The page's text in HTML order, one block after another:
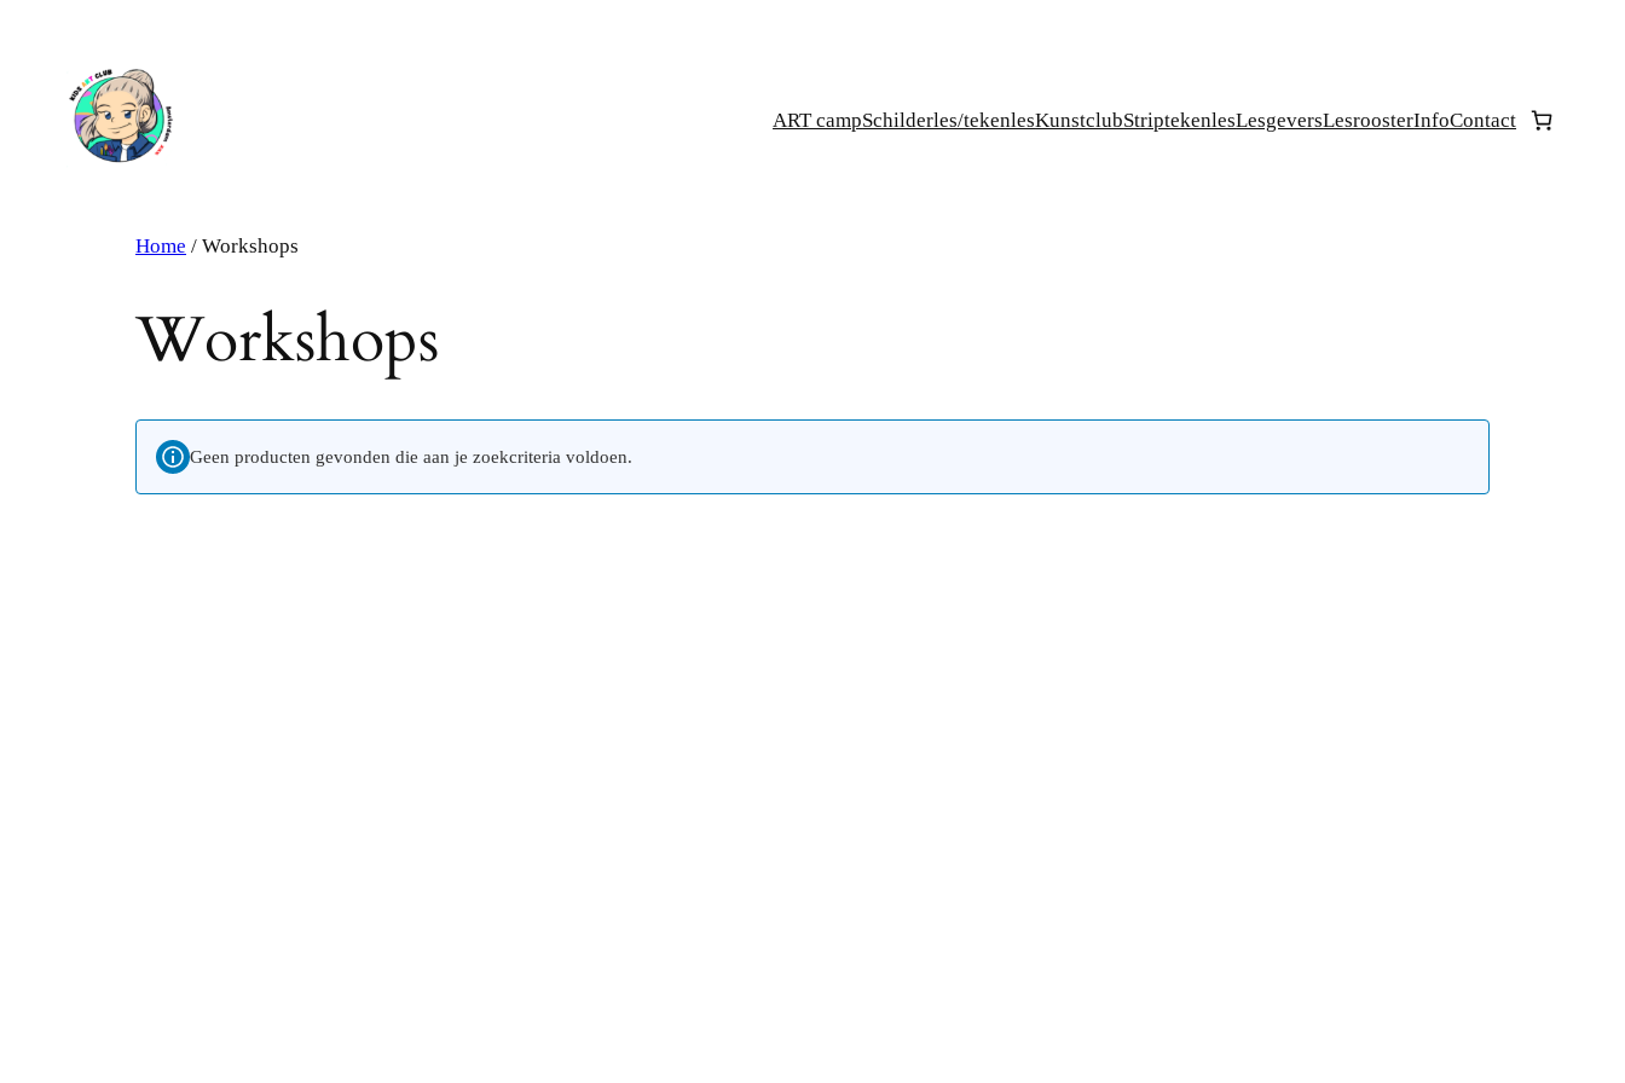
ART campSchilderles/tekenlesKunstclubStriptekenlesLesgeversLesroosterInfoContact
Home / Workshops
Workshops
Geen producten gevonden die aan je zoekcriteria voldoen.